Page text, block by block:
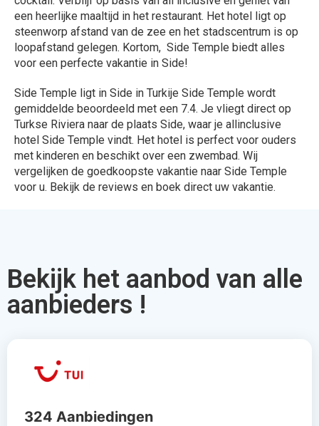
een heerlijke maaltijd in het restaurant. Het hotel ligt op
steenworp afstand van de zee en het stadscentrum is op
loopafstand gelegen. Kortom, Side Temple biedt alles
voor een perfecte vakantie in Side!
Side Temple ligt in Side in Turkije Side Temple wordt
gemiddelde beoordeeld met een 7.4. Je vliegt direct op
Turkse Riviera naar de plaats Side, waar je allinclusive
hotel Side Temple vindt. Het hotel is perfect voor ouders
met kinderen en beschikt over een zwembad. Wij
vergelijken de goedkoopste vakantie naar Side Temple
voor u. Bekijk de reviews en boek direct uw vakantie.
Bekijk het aanbod van alle
aanbieders !
324 Aanbiedingen